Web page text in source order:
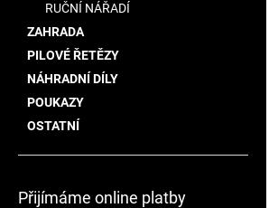
RUČNÍ NÁŘADÍ
ZAHRADA
PILOVÉ ŘETĚZY
NÁHRADNÍ DÍLY
POUKAZY
OSTATNÍ
Přijímáme online platby